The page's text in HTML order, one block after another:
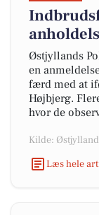
Østjyllands
en
færd med at
Højbjerg.
hvor de
Kilde:
Læs hele